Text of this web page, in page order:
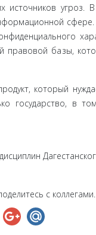
угроз.
базы,
который
государство, в
с коллегами.